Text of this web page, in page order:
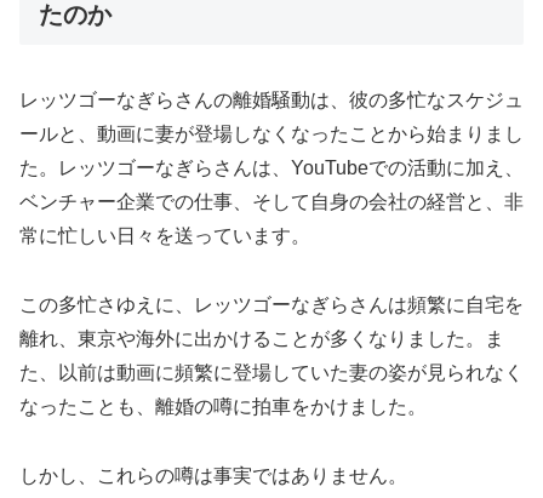
たのか
レッツゴーなぎらさんの離婚騒動は、彼の多忙なスケジュ
ールと、動画に妻が登場しなくなったことから始まりまし
た。レッツゴーなぎらさんは、YouTubeでの活動に加え、
ベンチャー企業での仕事、そして自身の会社の経営と、非
常に忙しい日々を送っています。
この多忙さゆえに、レッツゴーなぎらさんは頻繁に自宅を
離れ、東京や海外に出かけることが多くなりました。ま
た、以前は動画に頻繁に登場していた妻の姿が見られなく
なったことも、離婚の噂に拍車をかけました。
しかし、これらの噂は事実ではありません。